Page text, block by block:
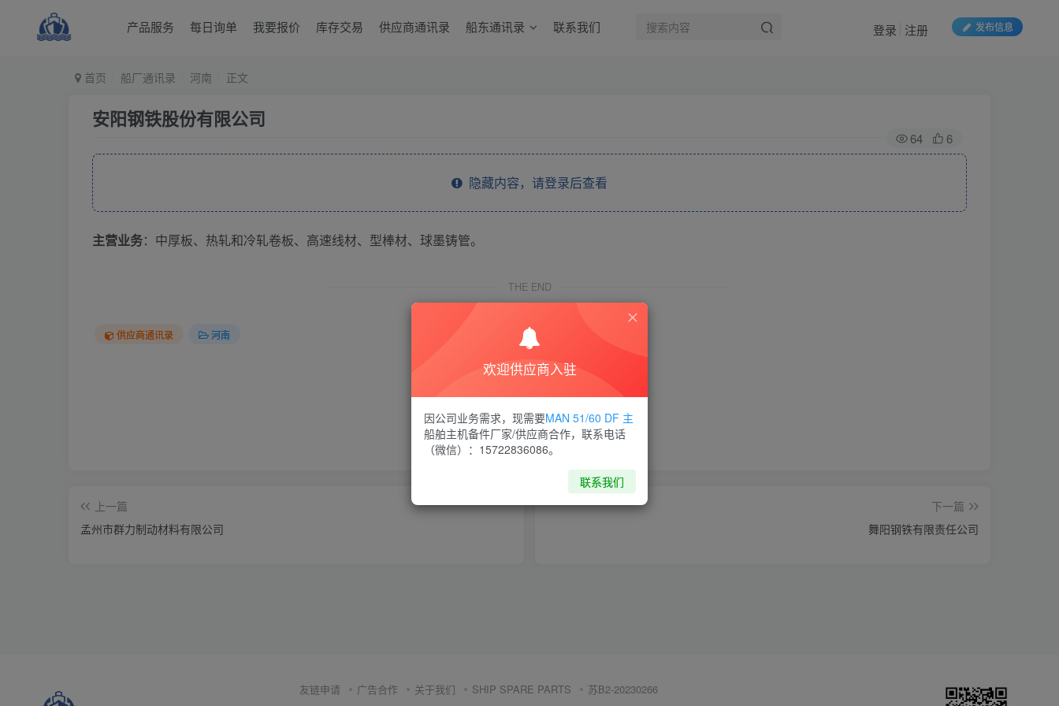
产品服务 每日询单 我要报价 库存交易 供应商通讯录 船东通讯录 联系我们 发布信息
登录 注册
首页 船厂通讯录 河南 正文
安阳钢铁股份有限公司
64 6
隐藏内容，请登录后查看
主营业务：中厚板、热轧和冷轧卷板、高速线材、型棒材、球墨铸管。
THE END
供应商通讯录 河南
喜欢就支持一下吧
点赞6 分享 收藏
上一篇
孟州市群力制动材料有限公司
下一篇
舞阳钢铁有限责任公司
友链申请 广告合作 关于我们 SHIP SPARE PARTS 苏B2-20230266
欢迎供应商入驻
因公司业务需求，现需要MAN 51/60 DF 主
船舶主机备件厂家/供应商合作，联系电话
（微信）：15722836086。
联系我们